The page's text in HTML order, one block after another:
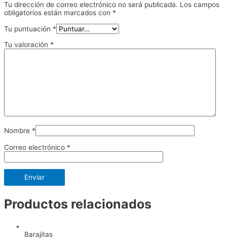
Tu dirección de correo electrónico no será publicada. Los campos
obligatorios están marcados con *
Tu puntuación *
Tu valoración *
Nombre *
Correo electrónico *
Productos relacionados
Barajitas